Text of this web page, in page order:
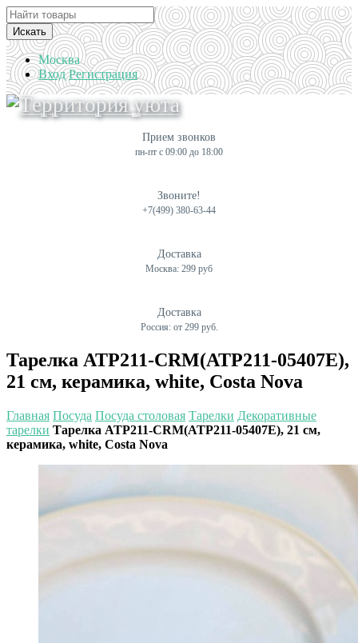
Искать
Москва
Вход Регистрация
Тарелка ATP211-CRM(ATP211-05407E),
21 см, керамика, white, Costa Nova
Главная Посуда Посуда столовая Тарелки Декоративные
тарелки Тарелка ATP211-CRM(ATP211-05407E), 21 см,
керамика, white, Costa Nova